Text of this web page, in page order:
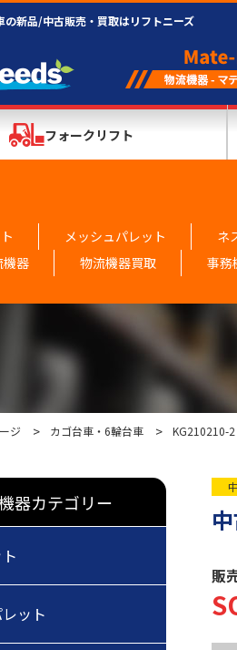
の新品/中古販売・買取はリフトニーズ
フォークリフト
メッシュパレット ネ
機器
物流機器買取 事務
ジ カゴ台車・6輪台車 KG210210-2
器カテゴリー
ット
販